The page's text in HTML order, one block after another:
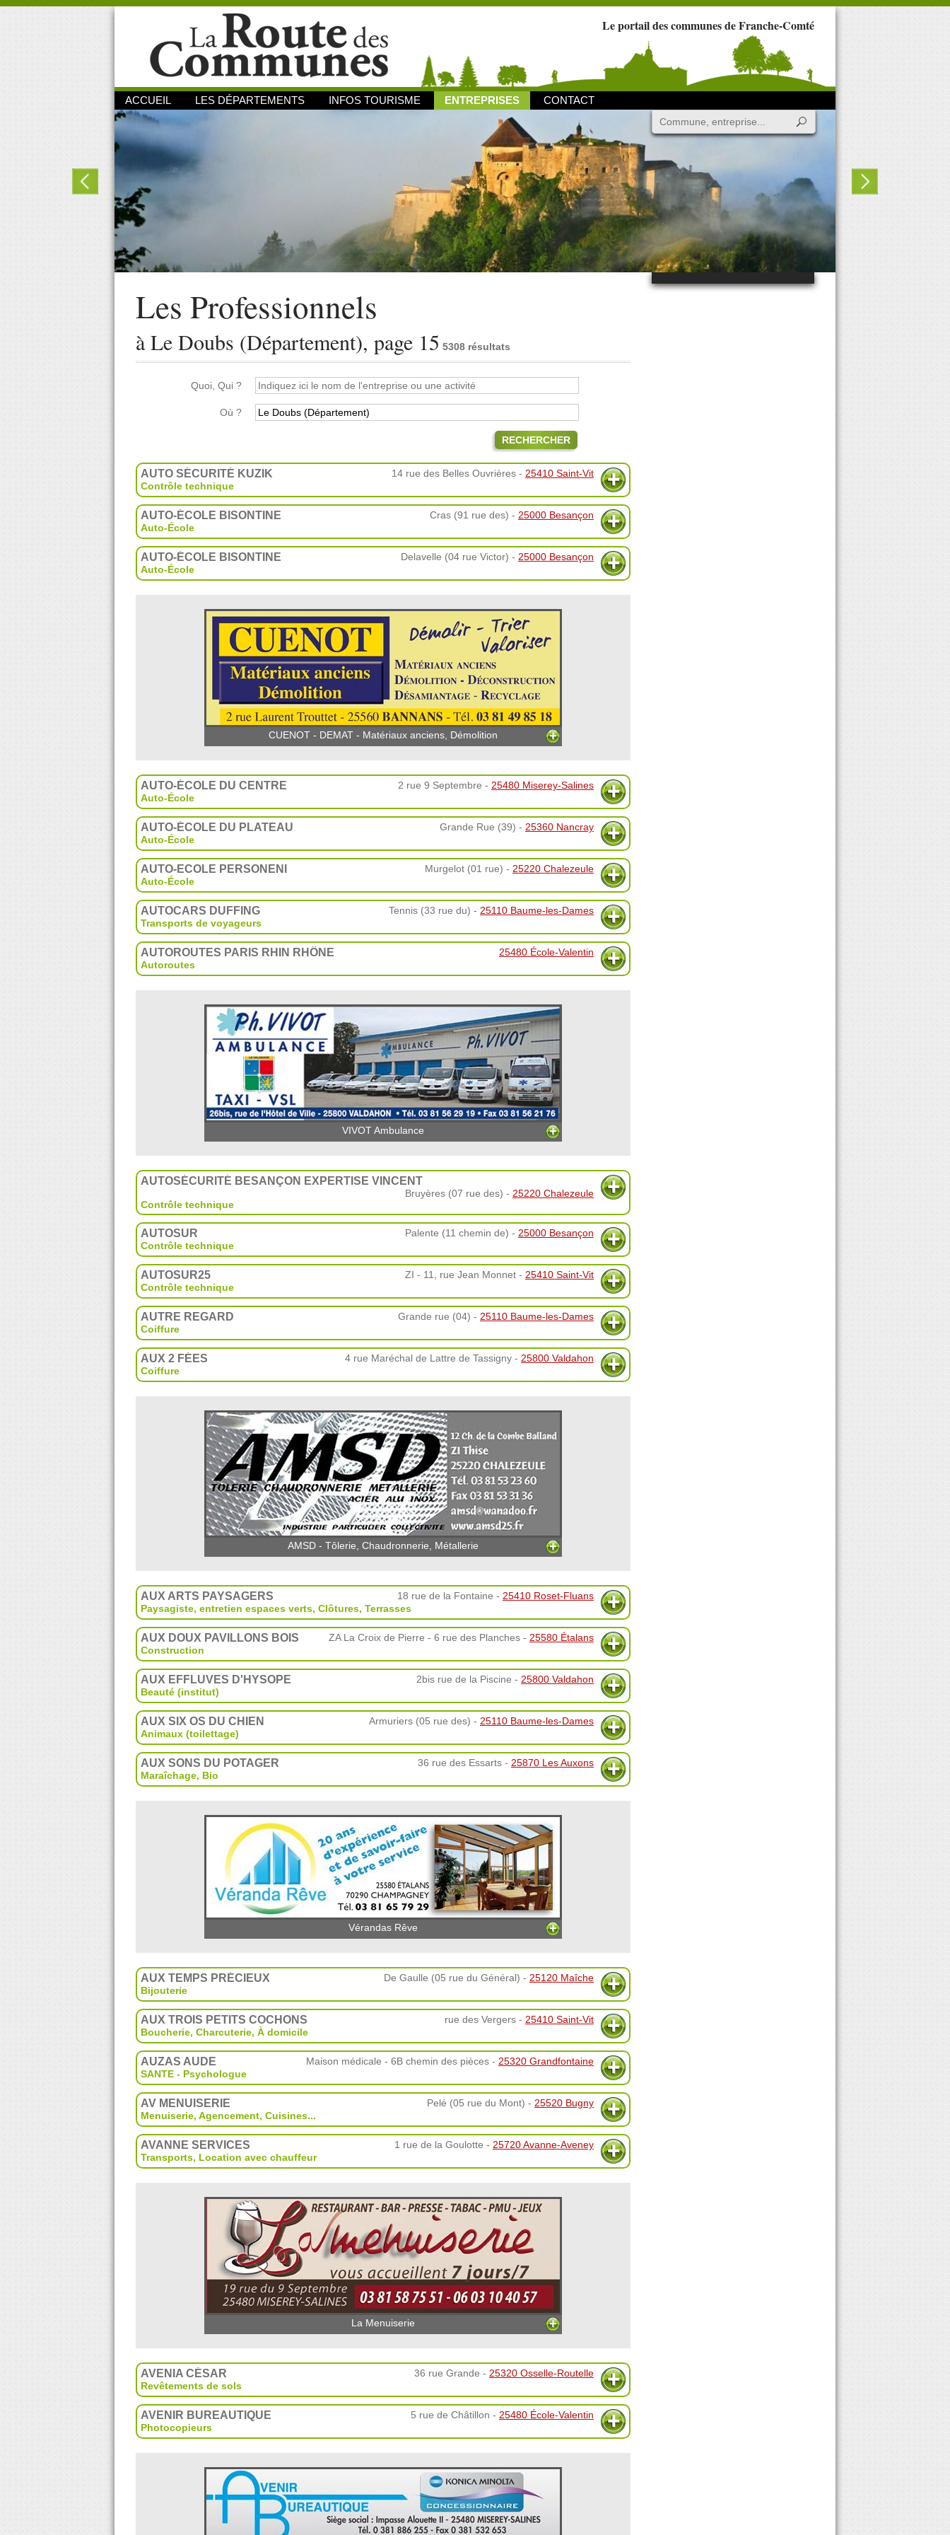
Le portail des communes de Franche-Comté
ACCUEIL LES DÉPARTEMENTS INFOS TOURISME ENTREPRISES CONTACT
Les Professionnels
à Le Doubs (Département), page 15 5308 résultats
Quoi, Qui ?
Où ?
RECHERCHER
AUTO SÉCURITÉ KUZIK 14 rue des Belles Ouvrières - 25410 Saint-Vit
Contrôle technique
AUTO-ÉCOLE BISONTINE Cras (91 rue des) - 25000 Besançon
Auto-École
AUTO-ÉCOLE BISONTINE Delavelle (04 rue Victor) - 25000 Besançon
Auto-École
CUENOT - DEMAT - Matériaux anciens, Démolition
AUTO-ÉCOLE DU CENTRE 2 rue 9 Septembre - 25480 Miserey-Salines
Auto-École
AUTO-ÉCOLE DU PLATEAU Grande Rue (39) - 25360 Nancray
Auto-École
AUTO-ECOLE PERSONENI Murgelot (01 rue) - 25220 Chalezeule
Auto-École
AUTOCARS DUFFING Tennis (33 rue du) - 25110 Baume-les-Dames
Transports de voyageurs
AUTOROUTES PARIS RHIN RHÔNE
25480 École-Valentin
Autoroutes
VIVOT Ambulance
AUTOSÉCURITÉ BESANÇON EXPERTISE VINCENT
Bruyères (07 rue des) - 25220 Chalezeule
Contrôle technique
AUTOSUR Palente (11 chemin de) - 25000 Besançon
Contrôle technique
AUTOSUR25 ZI - 11, rue Jean Monnet - 25410 Saint-Vit
Contrôle technique
AUTRE REGARD Grande rue (04) - 25110 Baume-les-Dames
Coiffure
AUX 2 FÉES 4 rue Maréchal de Lattre de Tassigny - 25800 Valdahon
Coiffure
AMSD - Tôlerie, Chaudronnerie, Métallerie
AUX ARTS PAYSAGERS 18 rue de la Fontaine - 25410 Roset-Fluans
Paysagiste, entretien espaces verts, Clôtures, Terrasses
AUX DOUX PAVILLONS BOIS ZA La Croix de Pierre - 6 rue des Planches - 25580 Étalans
Construction
AUX EFFLUVES D'HYSOPE 2bis rue de la Piscine - 25800 Valdahon
Beauté (institut)
AUX SIX OS DU CHIEN Armuriers (05 rue des) - 25110 Baume-les-Dames
Animaux (toilettage)
AUX SONS DU POTAGER 36 rue des Essarts - 25870 Les Auxons
Maraîchage, Bio
Vérandas Rêve
AUX TEMPS PRÉCIEUX De Gaulle (05 rue du Général) - 25120 Maîche
Bijouterie
AUX TROIS PETITS COCHONS rue des Vergers - 25410 Saint-Vit
Boucherie, Charcuterie, À domicile
AUZAS AUDE Maison médicale - 6B chemin des pièces - 25320 Grandfontaine
SANTE - Psychologue
AV MENUISERIE Pelé (05 rue du Mont) - 25520 Bugny
Menuiserie, Agencement, Cuisines...
AVANNE SERVICES 1 rue de la Goulotte - 25720 Avanne-Aveney
Transports, Location avec chauffeur
La Menuiserie
AVENIA CÉSAR 36 rue Grande - 25320 Osselle-Routelle
Revêtements de sols
AVENIR BUREAUTIQUE 5 rue de Châtillon - 25480 École-Valentin
Photocopieurs